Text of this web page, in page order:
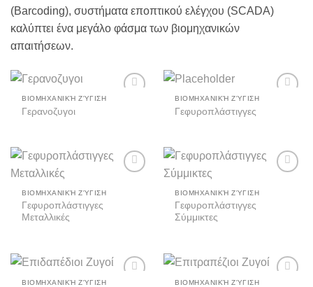
(Barcoding), συστήματα εποπτικού ελέγχου (SCADA)
καλύπτει ένα μεγάλο φάσμα των βιομηχανικών
απαιτήσεων.
ΒΙΟΜΗΧΑΝΙΚΉ ΖΎΓΙΣΗ
Γερανοζυγοι
ΒΙΟΜΗΧΑΝΙΚΉ ΖΎΓΙΣΗ
Γεφυροπλάστιγγες
ΒΙΟΜΗΧΑΝΙΚΉ ΖΎΓΙΣΗ
Γεφυροπλάστιγγες
Μεταλλικές
ΒΙΟΜΗΧΑΝΙΚΉ ΖΎΓΙΣΗ
Γεφυροπλάστιγγες
Σύμμικτες
ΒΙΟΜΗΧΑΝΙΚΉ ΖΎΓΙΣΗ ΒΙΟΜΗΧΑΝΙΚΉ ΖΎΓΙΣΗ